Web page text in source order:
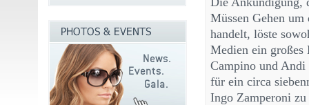
Müssen Gehen
handelt, löste
Medien ein großes
Campino und
für ein circa
Ingo Zamperoni zu